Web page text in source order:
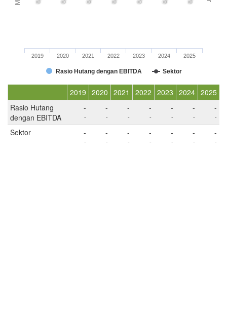
Rasio Hutang dengan EBITDA Sektor
2019 2020 2021 2022 2023 2024 2025
2019 2020 2021 2022 2023 2024 2025
Rasio Hutang
dengan EBITDA
-
-
-
-
-
-
-
-
-
-
-
-
-
-
Sektor -
-
-
-
-
-
-
-
-
-
-
-
-
-